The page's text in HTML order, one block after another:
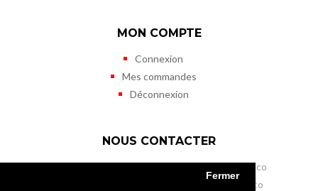
Fermer
MON COMPTE
Connexion
Mes commandes
Déconnexion
NOUS CONTACTER
Musée des Timbres et des Monnaies de Monaco
11 terrasses de Fontvieille - MC 98000 Monaco